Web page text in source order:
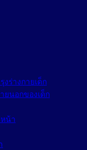
ร่างกายเด็ก
นอกของเด็ก
น้า